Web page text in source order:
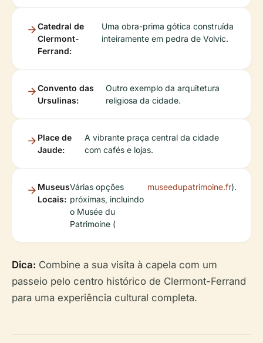
Catedral de
Clermont-
Ferrand:
Uma obra-prima gótica construída
inteiramente em pedra de Volvic.
Convento das
Ursulinas:
Outro exemplo da arquitetura
religiosa da cidade.
Place de
Jaude:
A vibrante praça central da cidade
com cafés e lojas.
Museus
Locais:
Várias opções
próximas, incluindo
o Musée du
Patrimoine (
museedupatrimoine.fr).
Dica: Combine a sua visita à capela com um
passeio pelo centro histórico de Clermont-Ferrand
para uma experiência cultural completa.